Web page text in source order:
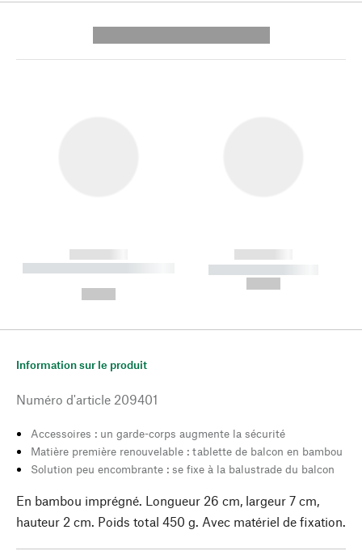
------------
----------- ----------- --------
------------
----------- -----------
Information sur le produit
Numéro d'article 209401
Accessoires : un garde-corps augmente la sécurité
Matière première renouvelable : tablette de balcon en bambou
Solution peu encombrante : se fixe à la balustrade du balcon
En bambou imprégné. Longueur 26 cm, largeur 7 cm,
hauteur 2 cm. Poids total 450 g. Avec matériel de fixation.